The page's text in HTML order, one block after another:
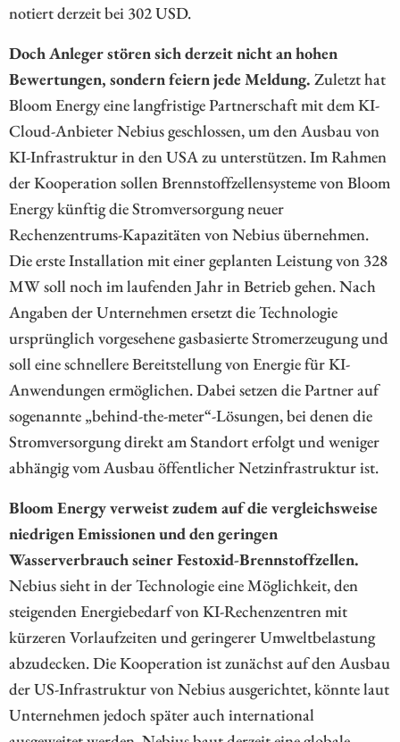
notiert derzeit bei 302 USD.
Doch Anleger stören sich derzeit nicht an hohen
Bewertungen, sondern feiern jede Meldung. Zuletzt hat
Bloom Energy eine langfristige Partnerschaft mit dem KI-
Cloud-Anbieter Nebius geschlossen, um den Ausbau von
KI-Infrastruktur in den USA zu unterstützen. Im Rahmen
der Kooperation sollen Brennstoffzellensysteme von Bloom
Energy künftig die Stromversorgung neuer
Rechenzentrums-Kapazitäten von Nebius übernehmen.
Die erste Installation mit einer geplanten Leistung von 328
MW soll noch im laufenden Jahr in Betrieb gehen. Nach
Angaben der Unternehmen ersetzt die Technologie
ursprünglich vorgesehene gasbasierte Stromerzeugung und
soll eine schnellere Bereitstellung von Energie für KI-
Anwendungen ermöglichen. Dabei setzen die Partner auf
sogenannte „behind-the-meter“-Lösungen, bei denen die
Stromversorgung direkt am Standort erfolgt und weniger
abhängig vom Ausbau öffentlicher Netzinfrastruktur ist.
Bloom Energy verweist zudem auf die vergleichsweise
niedrigen Emissionen und den geringen
Wasserverbrauch seiner Festoxid-Brennstoffzellen.
Nebius sieht in der Technologie eine Möglichkeit, den
steigenden Energiebedarf von KI-Rechenzentren mit
kürzeren Vorlaufzeiten und geringerer Umweltbelastung
abzudecken. Die Kooperation ist zunächst auf den Ausbau
der US-Infrastruktur von Nebius ausgerichtet, könnte laut
Unternehmen jedoch später auch international